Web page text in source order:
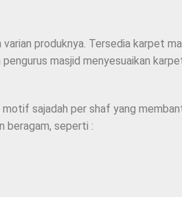
produknya. Tersedia karpet
masjid menyesuaikan
sajadah per shaf yang
beragam, seperti :